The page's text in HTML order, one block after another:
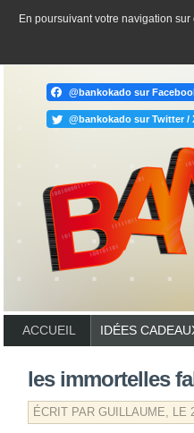
En poursuivant votre navigation
@bankokado sur
@bankokado sur Twitter /
ACCUEIL IDÉES
les immortelles
ÉCRIT PAR GUILLAUME, LE